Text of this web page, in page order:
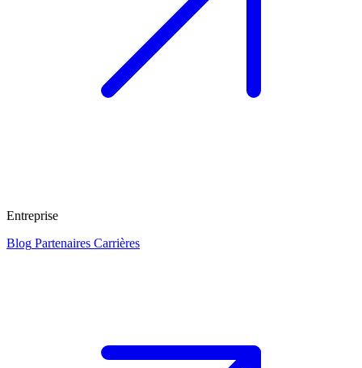
Entreprise
Blog Partenaires Carrières